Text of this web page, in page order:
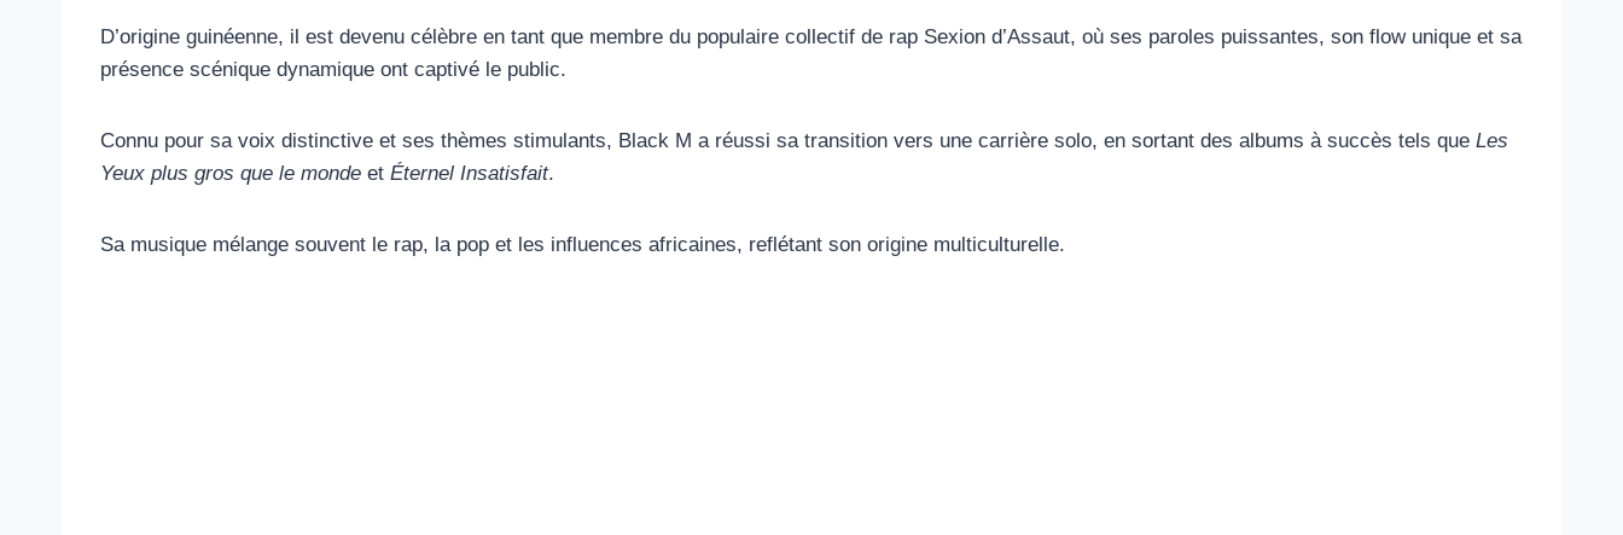
D’origine guinéenne, il est devenu célèbre en tant que membre du populaire collectif de rap Sexion d’Assaut, où ses paroles puissantes, son flow unique et sa
présence scénique dynamique ont captivé le public.
Connu pour sa voix distinctive et ses thèmes stimulants, Black M a réussi sa transition vers une carrière solo, en sortant des albums à succès tels que Les
Yeux plus gros que le monde et Éternel Insatisfait.
Sa musique mélange souvent le rap, la pop et les influences africaines, reflétant son origine multiculturelle.